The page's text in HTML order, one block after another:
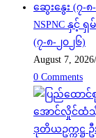
NSPNC နှင့်
(၇-၈-၂၀၂၆)
August 7, 2026/
0 Comments